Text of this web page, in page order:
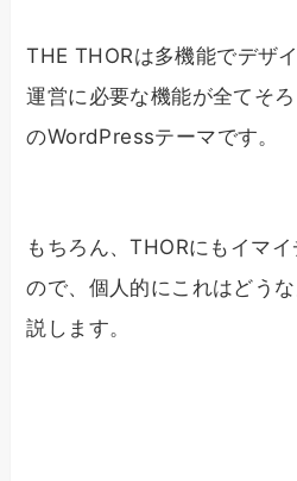
THE THORは多機能でデザ
運営に必要な機能が全てそ
のWordPressテーマです。
もちろん、THORにもイマ
ので、個人的にこれはどう
説します。